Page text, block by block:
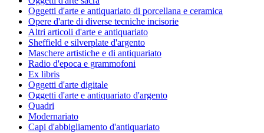
Oggetti d'arte e antiquariato di porcellana e ceramica
Opere d'arte di diverse tecniche incisorie
Altri articoli d'arte e antiquariato
Sheffield e silverplate d'argento
Maschere artistiche e di antiquariato
Radio d'epoca e grammofoni
Ex libris
Oggetti d'arte digitale
Oggetti d'arte e antiquariato d'argento
Quadri
Modernariato
Capi d'abbigliamento d'antiquariato